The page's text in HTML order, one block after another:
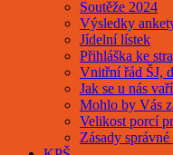
Soutěže 2024
Výsledky
Jídelní lístek
Přihláška ke
Vnitřní řád ŠJ,
Jak se u nás
Mohlo by Vás
Velikost porcí
Zásady